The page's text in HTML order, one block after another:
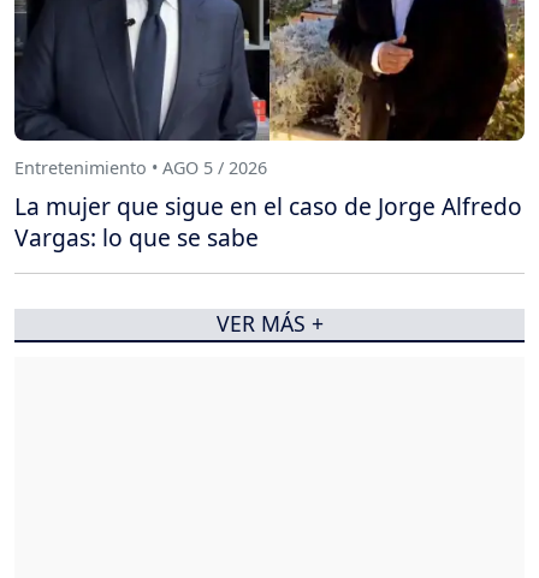
Entretenimiento • AGO 5 / 2026
La mujer que sigue en el caso de Jorge Alfredo
Vargas: lo que se sabe
VER MÁS +